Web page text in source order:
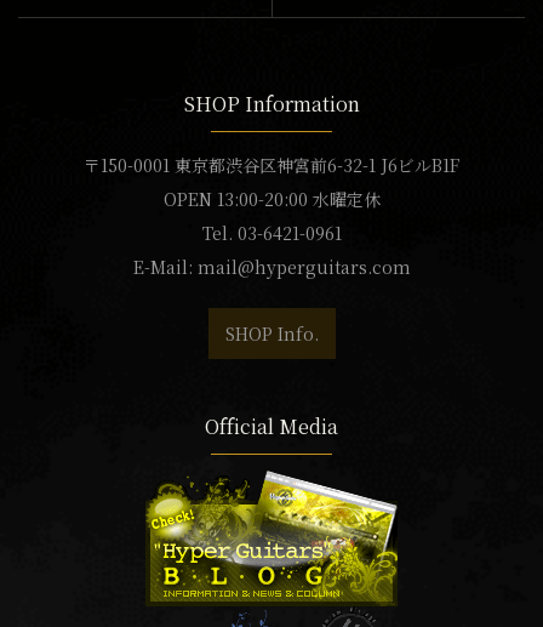
SHOP Information
〒150-0001 東京都渋谷区神宮前6-32-1 J6ビルB1F
OPEN 13:00-20:00 水曜定休
Tel. 03-6421-0961
E-Mail: mail@hyperguitars.com
SHOP Info.
Official Media